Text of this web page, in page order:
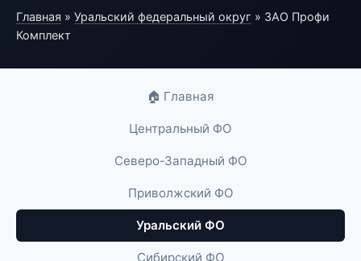
Главная » Уральский федеральный округ » ЗАО Профи
Комплект
🏠 Главная
Центральный ФО
Северо-Западный ФО
Приволжский ФО
Уральский ФО
Сибирский ФО